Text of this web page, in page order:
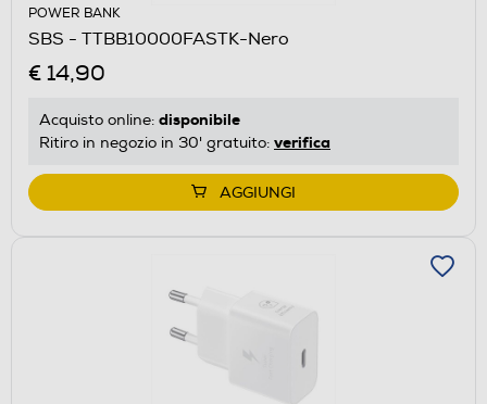
POWER BANK
SBS - TTBB10000FASTK-Nero
€ 14,90
Acquisto online: disponibile
Ritiro in negozio in 30' gratuito: verifica
AGGIUNGI